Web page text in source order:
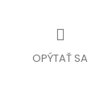
OPÝTAŤ SA